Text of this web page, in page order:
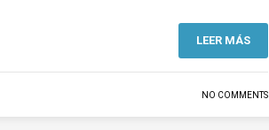
LEER MÁS
NO COMMENTS